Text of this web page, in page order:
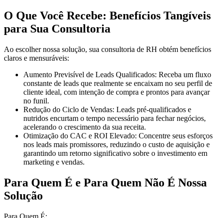
O Que Você Recebe: Benefícios Tangíveis
para Sua Consultoria
Ao escolher nossa solução, sua consultoria de RH obtém benefícios
claros e mensuráveis:
Aumento Previsível de Leads Qualificados: Receba um fluxo
constante de leads que realmente se encaixam no seu perfil de
cliente ideal, com intenção de compra e prontos para avançar
no funil.
Redução do Ciclo de Vendas: Leads pré-qualificados e
nutridos encurtam o tempo necessário para fechar negócios,
acelerando o crescimento da sua receita.
Otimização do CAC e ROI Elevado: Concentre seus esforços
nos leads mais promissores, reduzindo o custo de aquisição e
garantindo um retorno significativo sobre o investimento em
marketing e vendas.
Para Quem É e Para Quem Não É Nossa
Solução
Para Quem É: